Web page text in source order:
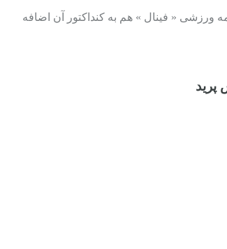
ورزشی « فینال » هم به کنداکتور آن اضافه
پرید